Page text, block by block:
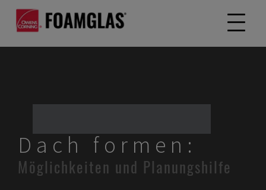
Dach formen:
Möglichkeiten und Planungshilfe